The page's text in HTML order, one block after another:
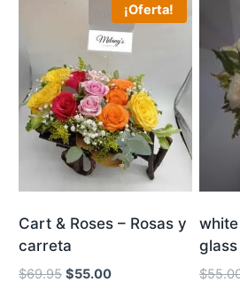
¡Oferta!
Cart & Roses – Rosas y
carreta
$69.95 El
$55.00El
$